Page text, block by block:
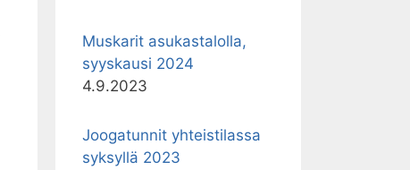
Muskarit asukastalolla,
syyskausi 2024
4.9.2023
Joogatunnit yhteistilassa
syksyllä 2023